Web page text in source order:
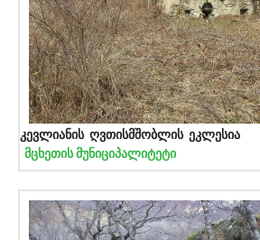
კევლიანის ღვთისმშობლის ეკლესია
მცხეთის მუნიციპალიტეტი